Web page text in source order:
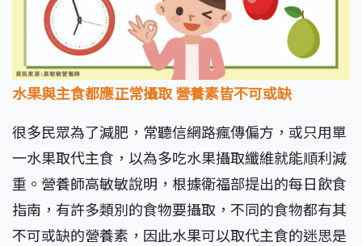
水果與主食都應正常攝取營養素皆不可或缺
很多民眾為了減肥，常聽信網路瘋傳偏方，或只用單
一水果取代主食，以為多吃水果攝取纖維就能順利減
重。營養師高敏敏說明，根據衛福部提出的每日飲食
指南，有許多類別的食物要攝取，不同的食物都有其
不可或缺的營養素，因此水果可以取代主食的迷思是